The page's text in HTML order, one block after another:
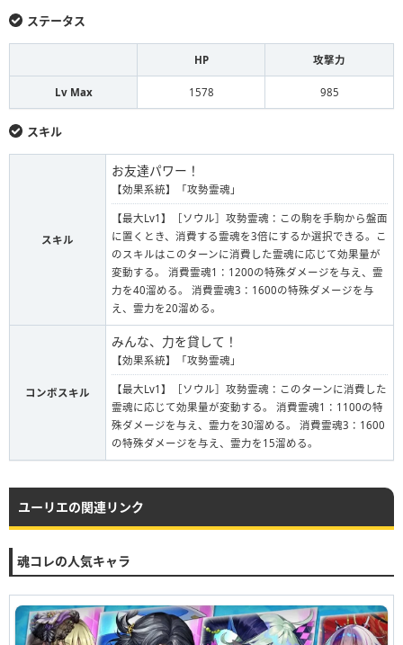
ステータス
HP 攻撃力
Lv Max 1578 985
スキル
スキル
お友達パワー！
【効果系統】「攻勢霊魂」
【最大Lv1】［ソウル］攻勢霊魂：この駒を手駒から盤面
に置くとき、消費する霊魂を3倍にするか選択できる。こ
のスキルはこのターンに消費した霊魂に応じて効果量が
変動する。 消費霊魂1：1200の特殊ダメージを与え、霊
力を40溜める。 消費霊魂3：1600の特殊ダメージを与
え、霊力を20溜める。
コンボスキル
みんな、力を貸して！
【効果系統】「攻勢霊魂」
【最大Lv1】［ソウル］攻勢霊魂：このターンに消費した
霊魂に応じて効果量が変動する。 消費霊魂1：1100の特
殊ダメージを与え、霊力を30溜める。 消費霊魂3：1600
の特殊ダメージを与え、霊力を15溜める。
ユーリエの関連リンク
魂コレの人気キャラ